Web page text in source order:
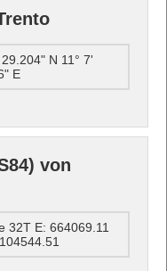
N 11° 7'
E
von
32T E: 664069.11